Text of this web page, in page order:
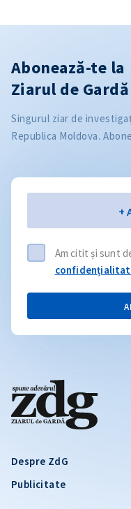
Despre ZdG
Publicitate
Abonează-te la
Ziarul de Gardă
Singurul ziar de
Republica Moldova.
+
Am citit și sunt